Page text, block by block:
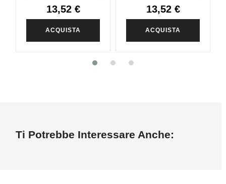
13,52 €
ACQUISTA
13,52 €
ACQUISTA
Ti Potrebbe Interessare Anche: